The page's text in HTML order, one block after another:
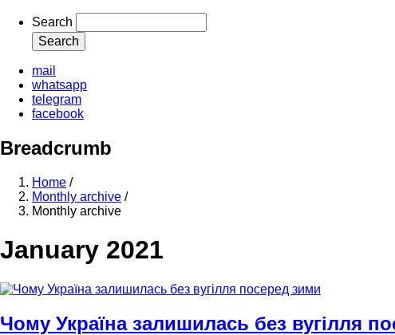
Search
mail
whatsapp
telegram
facebook
Breadcrumb
Home /
Monthly archive /
Monthly archive
January 2021
Чому Україна залишилась без вугілля